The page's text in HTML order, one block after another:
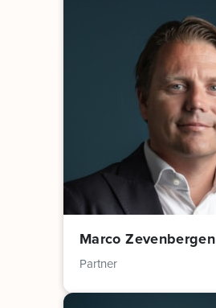
Marco Zevenbergen
Partner